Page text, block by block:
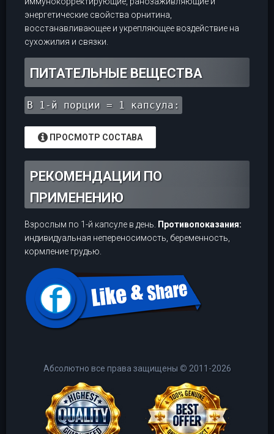
энергетические свойства орнитина,
восстанавливающее и укрепляющее воздействие на
сухожилия и связки.
ПИТАТЕЛЬНЫЕ ВЕЩЕСТВА
В 1-й порции = 1 капсула:
ПРОСМОТР СОСТАВА
РЕКОМЕНДАЦИИ ПО
ПРИМЕНЕНИЮ
Взрослым по 1-й капсуле в день.
Противопоказания:
индивидуальная непереносимость, беременность,
кормление грудью.
Абсолютно все права защищены © 2011-2026